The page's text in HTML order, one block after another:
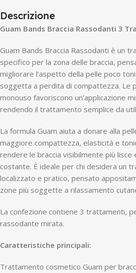
Descrizione
Guam Bands Braccia Rassodanti 3
Guam Bands Braccia Rassodanti è un
specifico per la zona delle braccia,
migliorare l’aspetto della pelle poco
soggetta a perdita di compattezza. Le
monouso favoriscono un’applicazione
rendendo il trattamento semplice da
La formula Guam aiuta a donare alla
maggiore compattezza, elasticità e
rendere le braccia visibilmente più lisce
costante. È ideale per chi desidera un
localizzato e pratico, pensato
zone più soggette a rilassamento
La confezione contiene 3 trattamenti,
rassodante mirata.
Caratteristiche principali:
Trattamento cosmetico Guam per